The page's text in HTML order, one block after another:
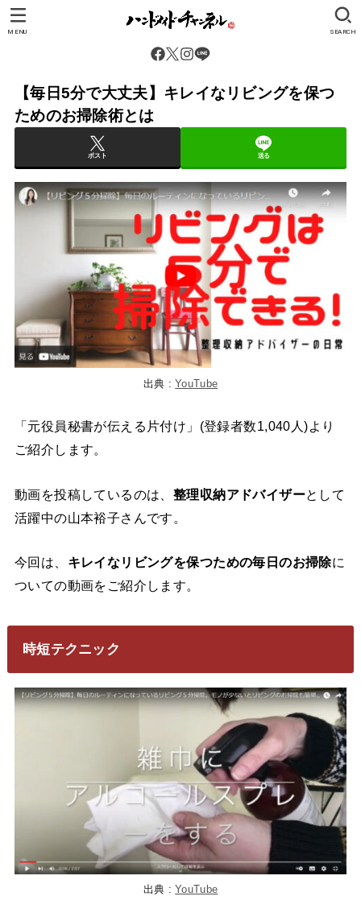
SEARCH
MENU
【毎日5分で大丈夫】キレイなリビングを保つ
ためのお掃除術とは
ポスト 送る
出典 :YouTube
「元役員秘書が伝える片付け」(登録者数1,040人)より
ご紹介します。
動画を投稿しているのは、 整理収納アドバイザーとして
活躍中の山本裕子さんです。
今回は、 キレイなリビングを保つための毎日のお掃除に
ついての動画をご紹介します。
時短テクニック
出典 :YouTube